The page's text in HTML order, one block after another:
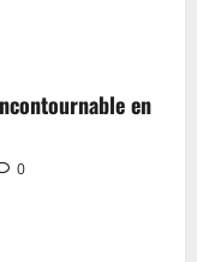
en
0